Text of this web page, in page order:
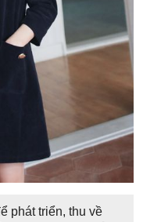
phát triển, thu về